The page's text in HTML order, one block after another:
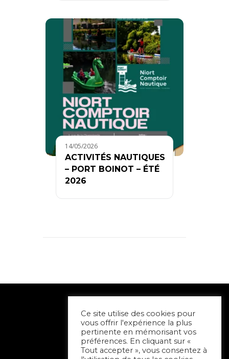
14/05/2026
ACTIVITÉS NAUTIQUES
– PORT BOINOT – ÉTÉ
2026
Ce site utilise des cookies pour
vous offrir l'expérience la plus
pertinente en mémorisant vos
préférences. En cliquant sur «
Tout accepter », vous consentez à